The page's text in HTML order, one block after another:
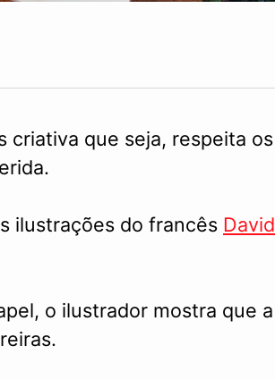
criativa que seja, respeita os
ilustrações do francês David
o ilustrador mostra que a